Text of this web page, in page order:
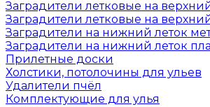
Заградители летковые на
Заградители летковые на
Заградители на нижний леток
Заградители на нижний леток
Прилетные доски
Холстики, потолочины для ульев
Удалители пчёл
Комплектующие для улья